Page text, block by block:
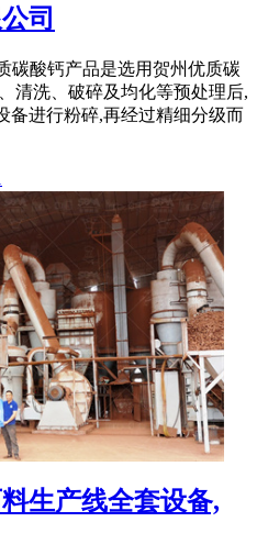
司
碳酸钙产品是选用贺州优质碳
清洗、破碎及均化等预处理后,
备进行粉碎,再经过精细分级而
生产线全套设备,